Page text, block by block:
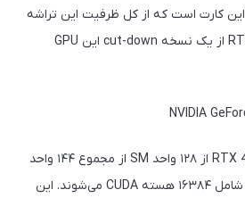
شده است، اما تنها مدل Ti این کارت است که از کل ظرفیت این تراشه
بهره می‌برد. درواقع RTX 4090 از یک نسخه cut-down این GPU
در ادامه باید گفت که RTX 4090 از ۱۲۸ واحد SM از مجموع ۱۴۴ واحد
این GPU برخوردار است که شامل ۱۶۳۸۴ هسته CUDA می‌شوند. این